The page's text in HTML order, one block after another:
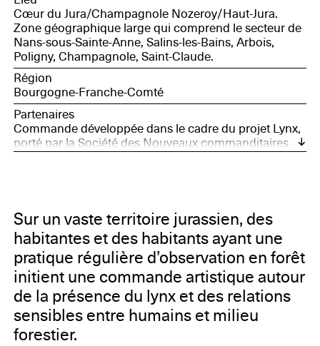
Cœur du Jura/Champagnole Nozeroy/Haut-Jura.
Zone géographique large qui comprend le secteur de
Nans-sous-Sainte-Anne, Salins-les-Bains, Arbois,
Poligny, Champagnole, Saint-Claude.
Région
Bourgogne-Franche-Comté
Partenaires
Commande développée dans le cadre du projet Lynx,
porté par la Société des Nouveaux commanditaires
avec le soutien de France Nation Verte.
Sur un vaste territoire jurassien, des
habitantes et des habitants ayant une
pratique régulière d’observation en forêt
initient une commande artistique autour
de la présence du lynx et des relations
sensibles entre humains et milieu
forestier.